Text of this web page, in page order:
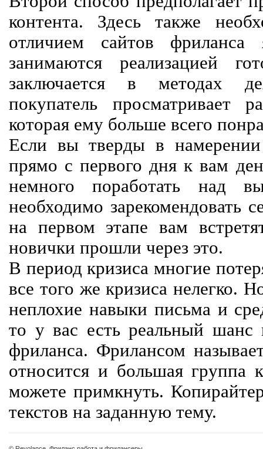
контента. Здесь также
отличием сайтов
занимаются реализацией
заключается в методах
покупатель просматривает
которая ему больше всего
Если вы тверды в
прямо с первого дня к вам
немного поработать над
необходимо зарекомендовать
на первом этапе вам
новички прошли через это.
В период кризиса многие
все того же кризиса нелегко.
неплохие навыки письма и
то у вас есть реальный шанс
фриланса. Фрилансом
относится и большая группа
можете примкнуть.
текстов на заданную тему.